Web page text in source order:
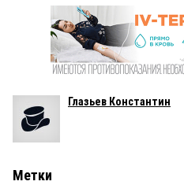
Глазьев Константин
Метки